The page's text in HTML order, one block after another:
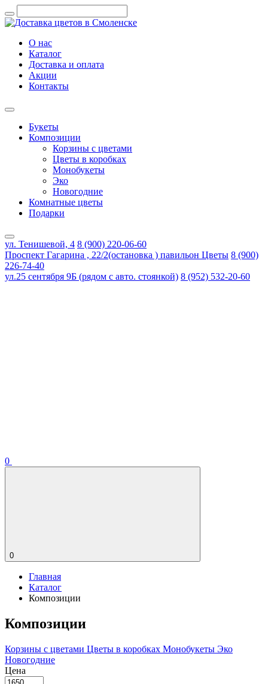
О нас
Каталог
Доставка и оплата
Акции
Контакты
Букеты
Композиции
Корзины с цветами
Цветы в коробках
Монобукеты
Эко
Новогодние
Комнатные цветы
Подарки
ул. Тенишевой, 4 8 (900) 220-06-60
Проспект Гагарина , 22/2(остановка ) павильон Цветы 8 (900)
226-74-40
ул.25 сентября 9Б (рядом с авто. стоянкой) 8 (952) 532-20-60
0
0
Главная
Каталог
Композиции
Композиции
Корзины с цветами Цветы в коробках Монобукеты Эко
Новогодние
Цена